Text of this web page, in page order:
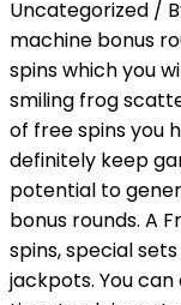
Uncategorized /
machine bonus
spins which you
smiling frog
of free spins you
definitely keep
potential to
bonus rounds. A
spins, special
jackpots. You